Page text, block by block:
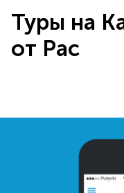
Туры на
от Pac